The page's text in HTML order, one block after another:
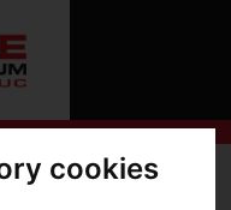
cookies
O
REGISTRACE
Kraťasy